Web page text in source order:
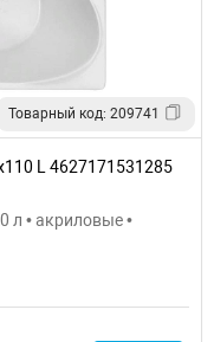
Товарный код: 209741
L 4627171531285
л • акриловые •